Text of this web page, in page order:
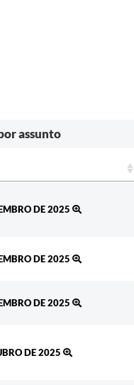
assunto
DE 2025
DE 2025
DE 2025
DE 2025